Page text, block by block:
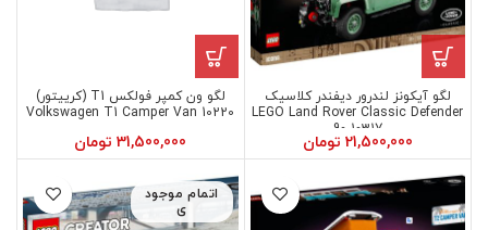
لگو آیکونز لندرور دیفندر کلاسیک
LEGO Land Rover Classic Defender
90 10317
21,500,000 تومان
لگو ون کمپر فولکس T1 (کرییتور)
10220 Volkswagen T1 Camper Van
31,500,000 تومان
اتمام موجود
ی